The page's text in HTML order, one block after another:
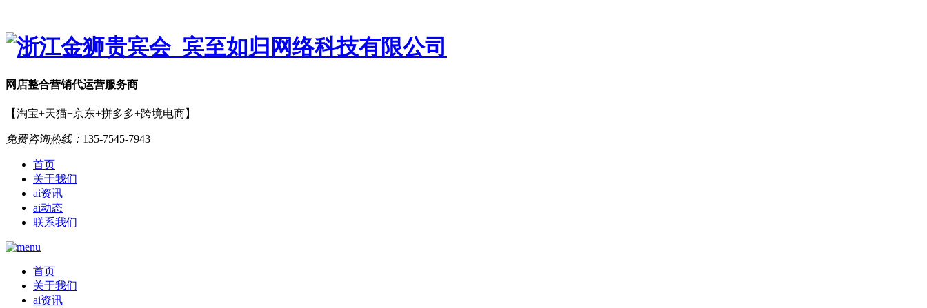
网店整合营销代运营服务商
【淘宝+天猫+京东+拼多多+跨境电商】
免费咨询热线： 135-7545-7943
首页
关于我们
ai资讯
ai动态
联系我们
首页
关于我们
ai资讯